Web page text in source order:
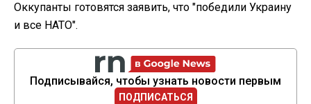
Оккупанты готовятся заявить, что "победили Украину
и все НАТО".
Подписывайся, чтобы узнать новости первым
ПОДПИСАТЬСЯ